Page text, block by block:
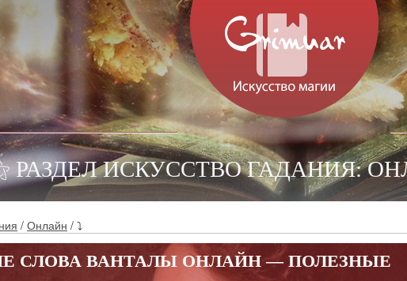
РАЗДЕЛ ИСКУССТВО ГАДАНИЯ:
/ Онлайн / ⤵
СЛОВА ВАНТАЛЫ ОНЛАЙН — ПОЛЕЗНЫЕ